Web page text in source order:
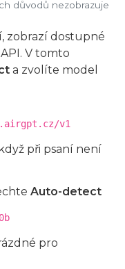
důvodů nezobrazuje
zobrazí dostupné
V tomto
a zvolíte model
v1
při psaní není
Auto-detect
pro